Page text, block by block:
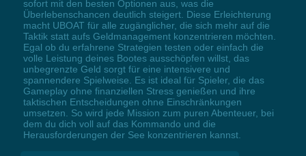
sofort mit den besten Optionen aus, was die
Überlebenschancen deutlich steigert. Diese Erleichterung
macht UBOAT für alle zugänglicher, die sich mehr auf die
Taktik statt aufs Geldmanagement konzentrieren möchten.
Egal ob du erfahrene Strategien testen oder einfach die
volle Leistung deines Bootes ausschöpfen willst, das
unbegrenzte Geld sorgt für eine intensivere und
spannendere Spielweise. Es ist ideal für Spieler, die das
Gameplay ohne finanziellen Stress genießen und ihre
taktischen Entscheidungen ohne Einschränkungen
umsetzen. So wird jede Mission zum puren Abenteuer, bei
dem du dich voll auf das Kommando und die
Herausforderungen der See konzentrieren kannst.